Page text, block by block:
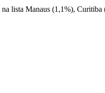
lista Manaus (1,1%),